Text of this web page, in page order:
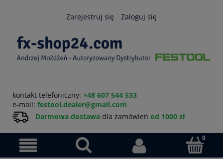
Zarejestruj się Zaloguj się
kontakt telefoniczny: +48 607 544 533
e-mail: festool.dealer@gmail.com
Darmowa dostawa dla zamówień od 1000 zł